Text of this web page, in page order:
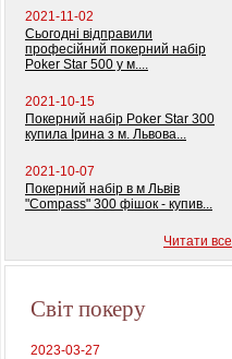
2021-11-02
Сьогодні відправили
професійний покерний набір
Poker Star 500 у м....
2021-10-15
Покерний набір Poker Star 300
купила Ірина з м. Львова...
2021-10-07
Покерний набір в м Львів
"Compass" 300 фішок - купив...
Читати все
Світ покеру
2023-03-27